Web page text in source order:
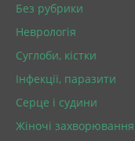
Без рубрики
Неврологія
Суглоби, кістки
Інфекції, паразити
Серце і судини
Жіночі захворювання